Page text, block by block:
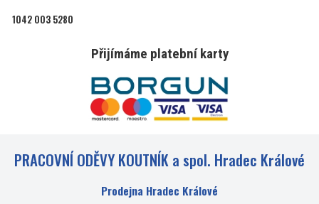
1042 003 5280
Přijímáme platební karty
PRACOVNÍ ODĚVY KOUTNÍK a spol. Hradec Králové
Prodejna Hradec Králové